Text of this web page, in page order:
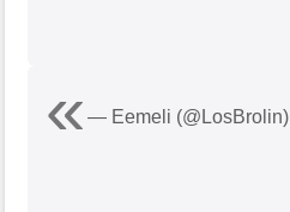
— Eemeli (@LosBrolin)